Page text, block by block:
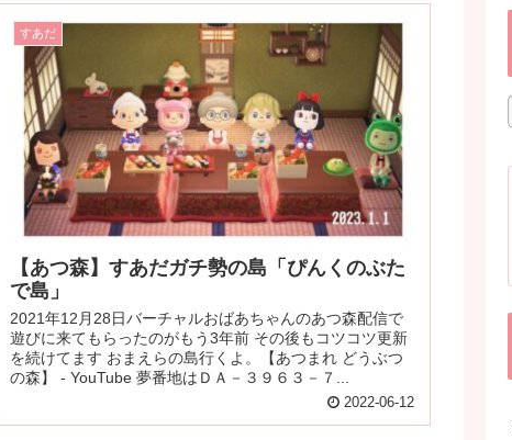
すあだ
【あつ森】すあだガチ勢の島「ぴんくのぶた
で島」
2021年12月28日バーチャルおばあちゃんのあつ森配信で
遊びに来てもらったのがもう3年前 その後もコツコツ更新
を続けてます おまえらの島行くよ。【あつまれ どうぶつ
の森】 - YouTube 夢番地はＤＡ－３９６３－７...
2022-06-12